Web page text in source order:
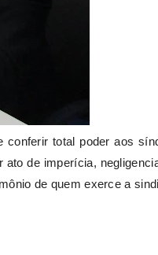
conferir total poder aos
ato de imperícia,
de quem exerce a